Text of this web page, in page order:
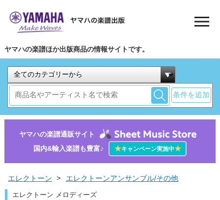
ヤマハの楽譜ほか出版商品の情報サイトです。
条件を追加
ヤマハの楽譜通販サイト
国内&輸入楽譜も豊富♪
★キャンペーン実施中★
エレクトーン > エレクトーンアンサンブル/その他
エレクトーン メロディーズ